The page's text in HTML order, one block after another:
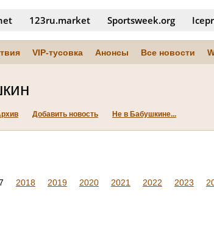
123ru.market Sportsweek.org
VIP-тусовка Анонсы Все новости
Добавить новость Не в Бабушкине...
2018 2019 2020 2021 2022 2023